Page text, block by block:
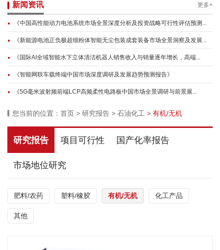
新闻资讯 更多+
《中国高性能动力电池系统市场全景深度分析及投资战略可行性评估预测...
《新能源电池正负极超细粉体智能无尘包装成套装备市场全景洞察及发展...
《国际AI全域智能水下立体清洁机器人销售收入与销量逐年增长，高端...
《智能网联车载终端中国市场深度调研及发展趋势预测报告》
《5G毫米波射频前端LCP高频柔性电路板中国市场全景调研与前景展...
您当前的位置： 首页 > 研究报告 > 石油化工 > 有机/无机
研究报告 项目可行性 国产化率报告
市场地位研究
肥料/农药 塑料/橡胶 有机/无机 化工产品
其他